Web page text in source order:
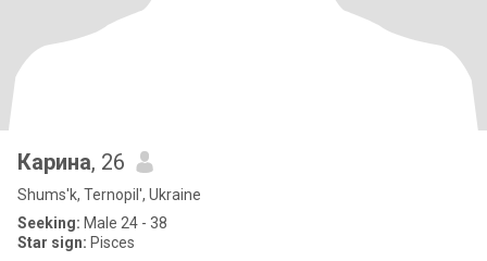
Карина, 26
Shums'k, Ternopil', Ukraine
Seeking: Male 24 - 38
Star sign: Pisces